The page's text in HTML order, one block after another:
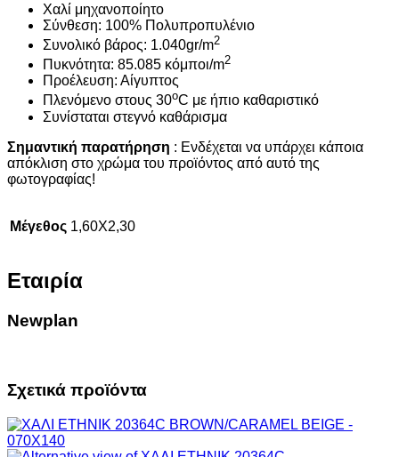
Χαλί μηχανοποίητο
Σύνθεση: 100% Πολυπροπυλένιο
Συνολικό βάρος: 1.040gr/m2
Πυκνότητα: 85.085 κόμποι/m2
Προέλευση: Αίγυπτος
Πλενόμενο στους 30οC με ήπιο καθαριστικό
Συνίσταται στεγνό καθάρισμα
Σημαντική παρατήρηση : Ενδέχεται να υπάρχει κάποια
απόκλιση στο χρώμα του προϊόντος από αυτό της
φωτογραφίας!
Μέγεθος 1,60X2,30
Εταιρία
Newplan
Σχετικά προϊόντα